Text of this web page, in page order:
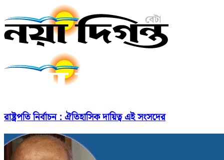
রাষ্ট্রপতি নির্বাচন : ঐতিহাসিক দায়িত্ব এই সংসদের